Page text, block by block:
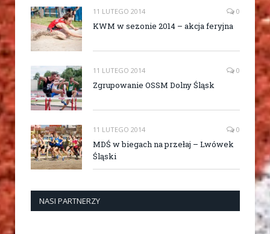
11 LUTEGO 2014 0
KWM w sezonie 2014 – akcja feryjna
11 LUTEGO 2014 0
Zgrupowanie OSSM Dolny Śląsk
11 LUTEGO 2014 0
MDŚ w biegach na przełaj – Lwówek
Śląski
NASI PARTNERZY